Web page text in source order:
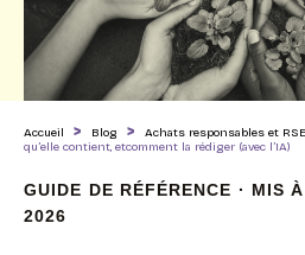
Accueil > Blog > Achats responsables et RSE
qu’elle contient, etcomment la rédiger (avec l’IA)
GUIDE DE RÉFÉRENCE · MIS
2026